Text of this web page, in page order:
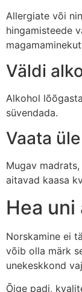
Allergiate või
hingamisteede
Väldi
Alkohol
süvendada.
Vaata
Mugav
aitavad kaasa
Hea
Norskamine ei
võib olla märk
unekeskkond
Õige padi,